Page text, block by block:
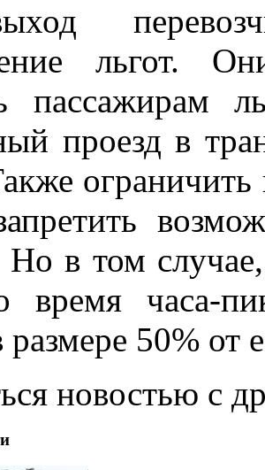
льгот.
пассажирам
проезд в
в том
время часа-
размере 50% от
новостью с